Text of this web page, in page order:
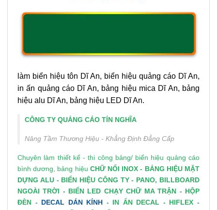
làm biển hiệu tôn Dĩ An, biển hiệu quảng cáo Dĩ An,
in ấn quảng cáo Dĩ An, bảng hiệu mica Dĩ An, bảng
hiệu alu Dĩ An, bảng hiệu LED Dĩ An.
CÔNG TY QUẢNG CÁO TÍN NGHĨA
Nâng Tầm Thương Hiệu - Khẳng Định Đẳng Cấp
Chuyên làm thiết kế - thi công bảng/ biển hiệu quảng cáo
bình dương , bảng hiệu CHỮ NỔI INOX - BẢNG HIỆU MẶT
DỰNG ALU- BIỂN HIỆU CÔNG TY- PANO, BILLBOARD
NGOÀI TRỜI - BIỂN LED CHẠY CHỮ MA TRẬN - HỘP
ĐÈN - DECAL DÁN KÍNH - IN ẤN DECAL - HIFLEX -